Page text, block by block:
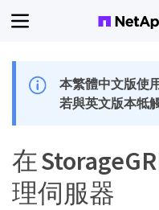
本繁體中文版使
若與英文版本牴
在
理伺服器